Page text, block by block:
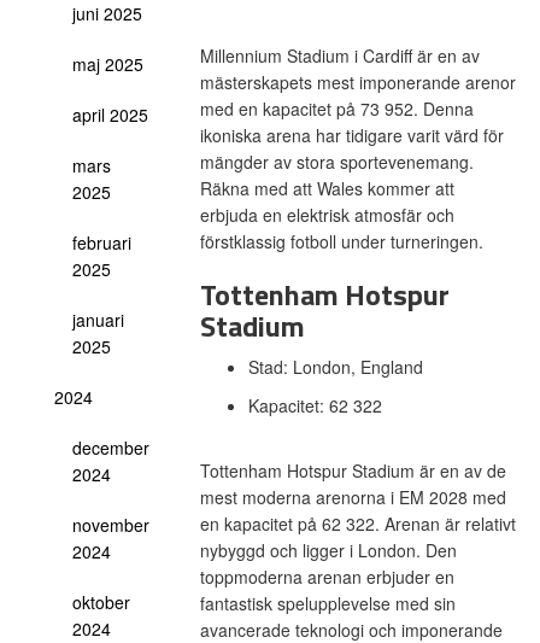
juni 2025
maj 2025
april 2025
mars
2025
februari
2025
januari
2025
2024
december
2024
november
2024
oktober
2024
Millennium Stadium i Cardiff är en av
mästerskapets mest imponerande arenor
med en kapacitet på 73 952. Denna
ikoniska arena har tidigare varit värd för
mängder av stora sportevenemang.
Räkna med att Wales kommer att
erbjuda en elektrisk atmosfär och
förstklassig fotboll under turneringen.
Tottenham Hotspur
Stadium
Stad: London, England
Kapacitet: 62 322
Tottenham Hotspur Stadium är en av de
mest moderna arenorna i EM 2028 med
en kapacitet på 62 322. Arenan är relativt
nybyggd och ligger i London. Den
toppmoderna arenan erbjuder en
fantastisk spelupplevelse med sin
avancerade teknologi och imponerande